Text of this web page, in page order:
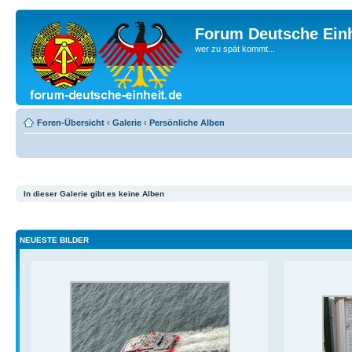
Forum Deutsche
wer zu spät kommt...
Foren-Übersicht ‹ Galerie ‹ Persönliche Alben
In dieser Galerie gibt es keine Alben
NEUESTE BILDER